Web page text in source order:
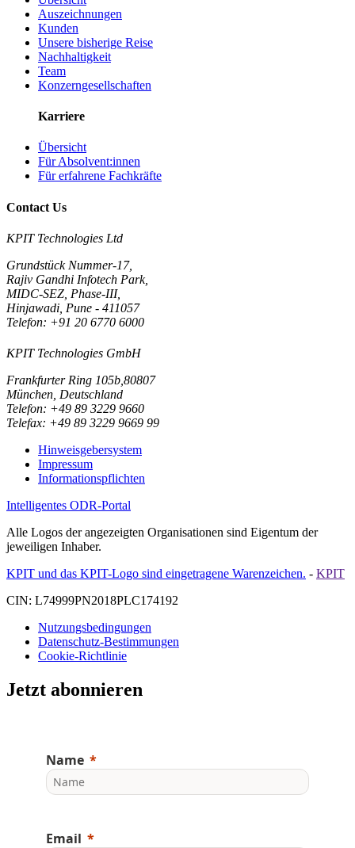
Auszeichnungen
Kunden
Unsere bisherige Reise
Nachhaltigkeit
Team
Konzerngesellschaften
Karriere
Übersicht
Für Absolvent:innen
Für erfahrene Fachkräfte
Contact Us
KPIT Technologies Ltd
Grundstück Nummer-17,
Rajiv Gandhi Infotech Park,
MIDC-SEZ, Phase-III,
Hinjawadi, Pune - 411057
Telefon: +91 20 6770 6000
KPIT Technologies GmbH
Frankfurter Ring 105b,80807
München, Deutschland
Telefon: +49 89 3229 9660
Telefax: +49 89 3229 9669 99
Hinweisgebersystem
Impressum
Informationspflichten
Intelligentes ODR-Portal
Alle Logos der angezeigten Organisationen sind Eigentum der
jeweiligen Inhaber.
KPIT und das KPIT-Logo sind eingetragene Warenzeichen. - KPIT
CIN: L74999PN2018PLC174192
Nutzungsbedingungen
Datenschutz-Bestimmungen
Cookie-Richtlinie
Jetzt abonnieren
Name
Email